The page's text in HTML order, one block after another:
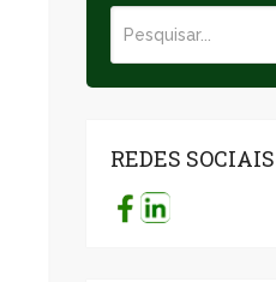
REDES SOCIAIS